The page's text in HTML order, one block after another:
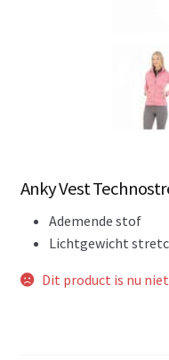
Anky Vest
Ademende stof
Lichtgewicht
Dit product is nu